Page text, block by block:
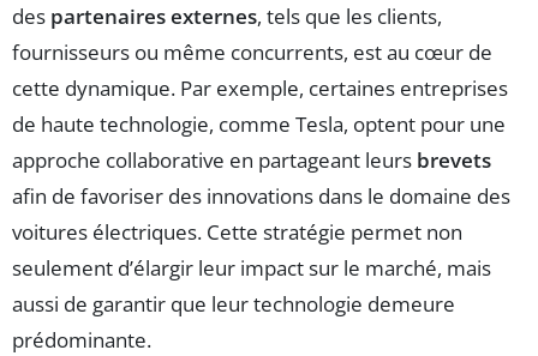
des partenaires externes, tels que les clients,
fournisseurs ou même concurrents, est au cœur de
cette dynamique. Par exemple, certaines entreprises
de haute technologie, comme Tesla, optent pour une
approche collaborative en partageant leurs brevets
afin de favoriser des innovations dans le domaine des
voitures électriques. Cette stratégie permet non
seulement d’élargir leur impact sur le marché, mais
aussi de garantir que leur technologie demeure
prédominante.